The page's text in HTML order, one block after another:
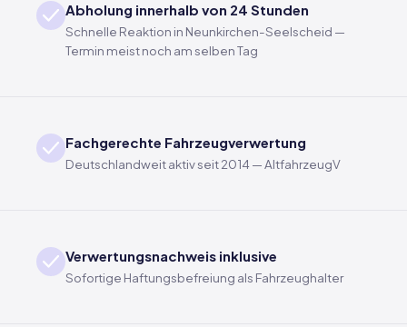
Abholung innerhalb von 24 Stunden
Schnelle Reaktion in Neunkirchen-Seelscheid —
Termin meist noch am selben Tag
Fachgerechte Fahrzeugverwertung
Deutschlandweit aktiv seit 2014 — AltfahrzeugV
Verwertungsnachweis inklusive
Sofortige Haftungsbefreiung als Fahrzeughalter